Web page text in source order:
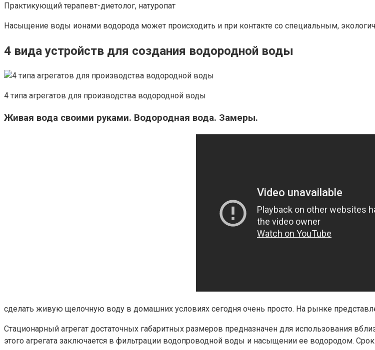
Практикующий терапевт-диетолог, натуропат
Насыщение воды ионами водорода может происходить и при контакте со специальным,
4 вида устройств для создания водородной воды
4 типа агрегатов для производства водородной воды
Живая вода своими руками. Водородная вода. Замеры.
сделать живую щелочную воду в домашних условиях сегодня очень просто. На рынке
Стационарный агрегат достаточных габаритных размеров предназначен для использования
этого агрегата заключается в фильтрации водопроводной воды и насыщении ее водородом.